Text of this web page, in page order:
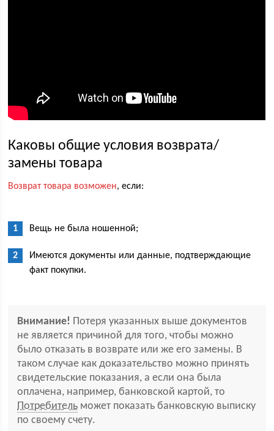
Каковы общие условия возврата/
замены товара
Возврат товара возможен, если:
Вещь не была ношенной;
Имеются документы или данные, подтверждающие
факт покупки.
Внимание! Потеря указанных выше документов
не является причиной для того, чтобы можно
было отказать в возврате или же его замены. В
таком случае как доказательство можно принять
свидетельские показания, а если она была
оплачена, например, банковской картой, то
Потребитель может показать банковскую выписку
по своему счету.